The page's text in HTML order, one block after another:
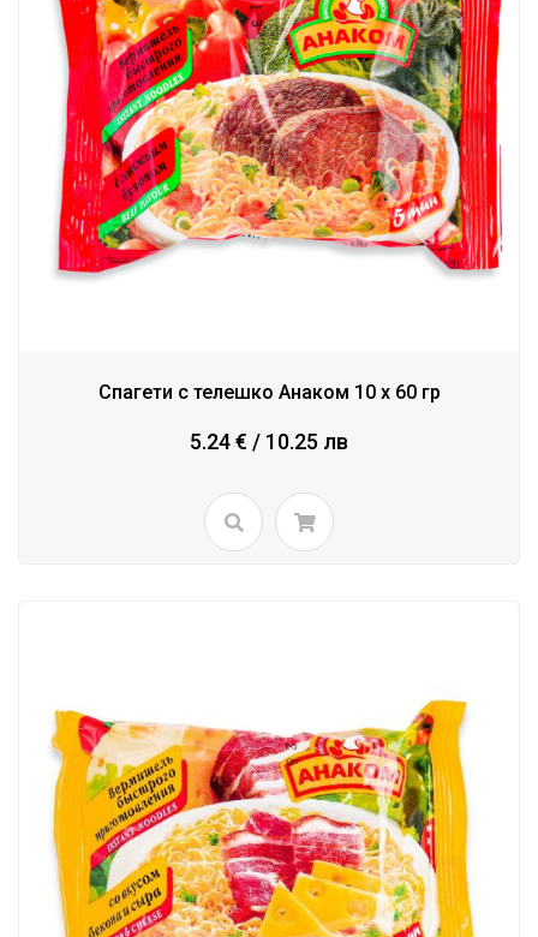
Спагети с телешко Анаком 10 x 60 гр
5.24 € / 10.25 лв